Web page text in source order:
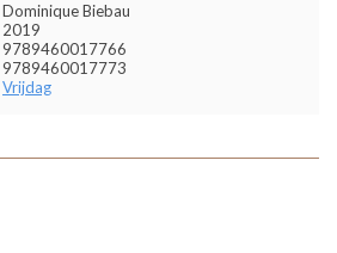
Dominique Biebau
2019
9789460017766
9789460017773
Vrijdag